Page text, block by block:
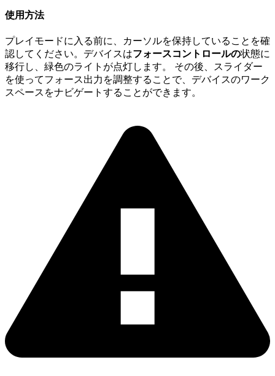
使用方法
プレイモードに入る前に、カーソルを保持していることを確
認してください。デバイスはフォースコントロールの状態に
移行し、緑色のライトが点灯します。 その後、スライダー
を使ってフォース出力を調整することで、デバイスのワーク
スペースをナビゲートすることができます。